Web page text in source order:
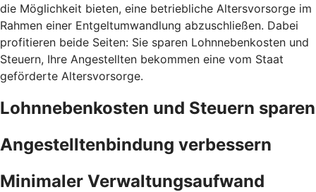
die Möglichkeit bieten, eine betriebliche Altersvorsorge im
Rahmen einer Entgeltumwandlung abzuschließen. Dabei
profitieren beide Seiten: Sie sparen Lohnnebenkosten und
Steuern, Ihre Angestellten bekommen eine vom Staat
geförderte Altersvorsorge.
Lohnnebenkosten und Steuern sparen
Angestelltenbindung verbessern
Minimaler Verwaltungsaufwand